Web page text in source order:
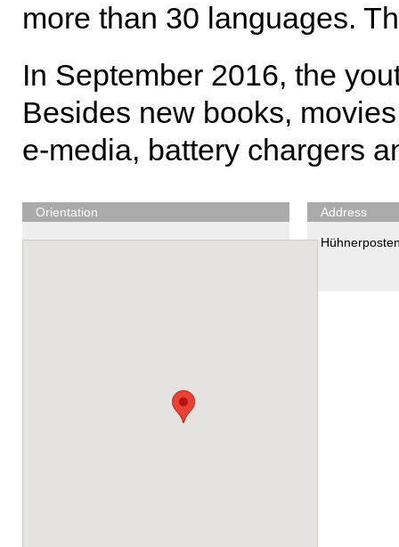
more than 30 languages.
In September 2016, the
Besides new books,
e-media, battery chargers
Orientation Address